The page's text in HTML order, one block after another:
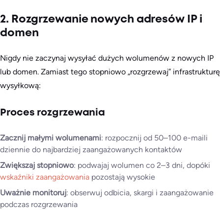
2. Rozgrzewanie nowych adresów IP i
domen
Nigdy nie zaczynaj wysyłać dużych wolumenów z nowych IP
lub domen. Zamiast tego stopniowo „rozgrzewaj” infrastrukturę
wysyłkową:
Proces rozgrzewania
Zacznij małymi wolumenami: rozpocznij od 50–100 e-maili
dziennie do najbardziej zaangażowanych kontaktów
Zwiększaj stopniowo: podwajaj wolumen co 2–3 dni, dopóki
wskaźniki zaangażowania pozostają wysokie
Uważnie monitoruj: obserwuj odbicia, skargi i zaangażowanie
podczas rozgrzewania